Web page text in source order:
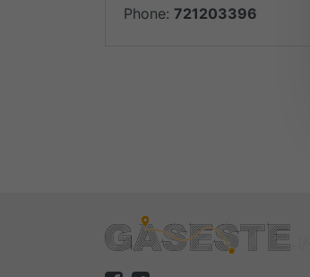
Phone: 721203396